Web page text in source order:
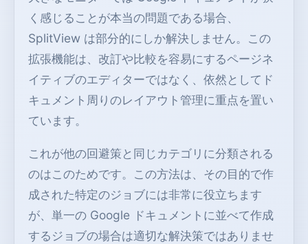
く感じることが本当の問題である場合、
SplitView は部分的にしか解決しません。この
拡張機能は、改訂や比較を容易にするページネ
イティブのエディターではなく、依然としてド
キュメント周りのレイアウト管理に重点を置い
ています。
これが他の回避策と同じカテゴリに分類される
のはこのためです。この方法は、その目的で作
成された特定のジョブには非常に役立ちます
が、単一の Google ドキュメントに並べて作成
するジョブの場合は適切な解決策ではありませ